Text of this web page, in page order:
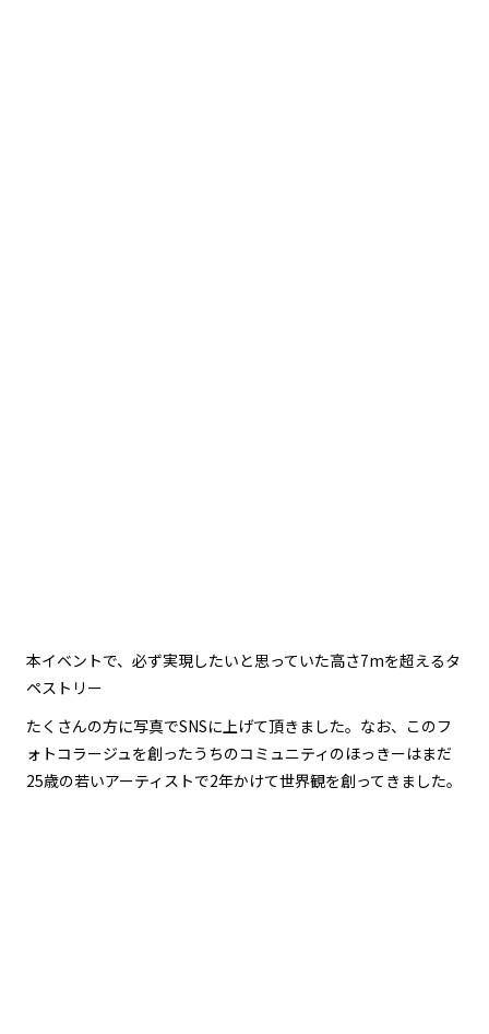
本イベントで、必ず実現したいと思っていた高さ7mを超えるタ
ペストリー
たくさんの方に写真でSNSに上げて頂きました。なお、このフ
ォトコラージュを創ったうちのコミュニティのほっきーはまだ
25歳の若いアーティストで2年かけて世界観を創ってきました。